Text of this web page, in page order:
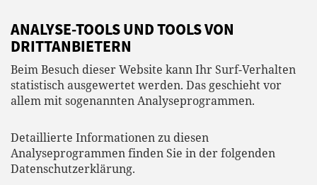
ANALYSE-TOOLS UND TOOLS VON
DRITT­ANBIETERN
Beim Besuch dieser Website kann Ihr Surf-Verhalten
statistisch ausgewertet werden. Das geschieht vor
allem mit sogenannten Analyseprogrammen.
Detaillierte Informationen zu diesen
Analyseprogrammen finden Sie in der folgenden
Datenschutzerklärung.